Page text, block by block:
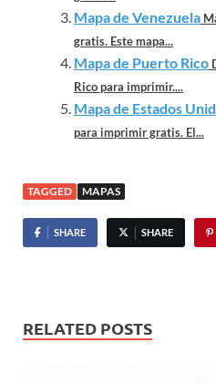
Mapa de Venezuela
gratis. Este mapa...
Mapa de Puerto Rico
Rico para imprimir....
Mapa de Estados
para imprimir gratis. El...
TAGGED MAPAS
SHARE SHARE
RELATED POSTS